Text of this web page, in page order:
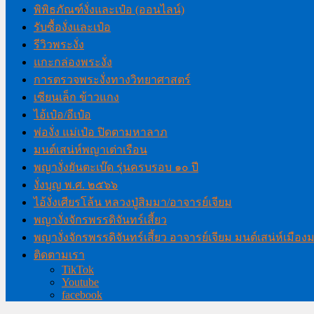
พิพิธภัณฑ์งั่งและเป๋อ (ออนไลน์)
รับซื้องั่งและเป๋อ
รีวิวพระงั่ง
แกะกล่องพระงั่ง
การตรวจพระงั่งทางวิทยาศาสตร์
เซียนเล็ก ข้าวแกง
ไอ้เป๋อ/อีเป๋อ
พ่องั่ง แม่เป๋อ ปิดตามหาลาภ
มนต์เสน่ห์พญาเต่าเรือน
พญางั่งยันตะเบ๊ด รุ่นครบรอบ ๑๐ ปี
งั่งบุญ พ.ศ. ๒๕๖๖
ไอ้งั่งเศียรโล้น หลวงปู่สิมมา/อาจารย์เจียม
พญางั่งจักรพรรดิจันทร์เสี้ยว
พญางั่งจักรพรรดิจันทร์เสี้ยว อาจารย์เจียม มนต์เสน่ห์เมือง
ติดตามเรา
TikTok
Youtube
facebook